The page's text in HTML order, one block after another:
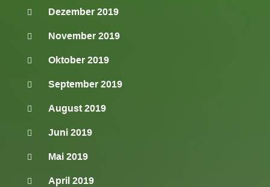
Dezember 2019
November 2019
Oktober 2019
September 2019
August 2019
Juni 2019
Mai 2019
April 2019